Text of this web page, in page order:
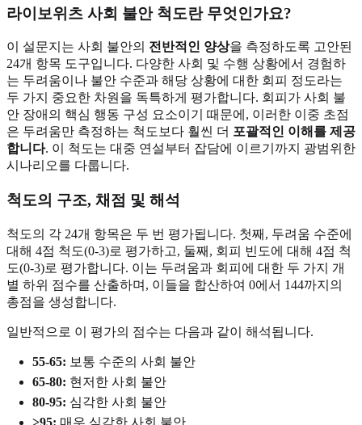
라이보위츠 사회 불안 척도란 무엇인가요?
이 설문지는 사회 불안의 전반적인 양상을 측정하도록 고안된
24개 항목 도구입니다. 다양한 사회 및 수행 상황에서 경험하
는 두려움이나 불안 수준과 해당 상황에 대한 회피 정도라는
두 가지 중요한 차원을 독특하게 평가합니다. 회피가 사회 불
안 장애의 핵심 행동 구성 요소이기 때문에, 이러한 이중 초점
은 두려움만 측정하는 척도보다 훨씬 더 포괄적인 이해를 제공
합니다. 이 척도는 대중 연설부터 잡담에 이르기까지 광범위한
시나리오를 다룹니다.
척도의 구조, 채점 및 해석
척도의 각 24개 항목은 두 번 평가됩니다. 첫째, 두려움 수준에
대해 4점 척도(0-3)로 평가하고, 둘째, 회피 빈도에 대해 4점 척
도(0-3)로 평가합니다. 이는 두려움과 회피에 대한 두 가지 개
별 하위 점수를 산출하며, 이들을 합산하여 0에서 144까지의
총점을 생성합니다.
일반적으로 이 평가의 점수는 다음과 같이 해석됩니다.
55-65: 보통 수준의 사회 불안
65-80: 현저한 사회 불안
80-95: 심각한 사회 불안
>95: 매우 심각한 사회 불안